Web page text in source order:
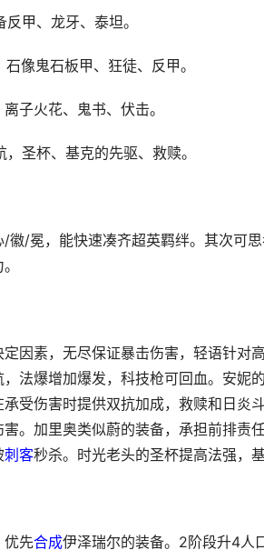
反甲、龙牙、泰坦。
像鬼石板甲、狂徒、反甲。
子火花、鬼书、伏击。
圣杯、基克的先驱、救赎。
徽/冕，能快速凑齐超英羁绊。其次可思
因素，无尽保证暴击伤害，轻语针对
法爆增加爆发，科技枪可回血。安妮
受伤害时提供双抗加成，救赎和日炎
害。加里奥类似蔚的装备，承担前排责
刺客秒杀。时光老头的圣杯提高法强，
优先合成伊泽瑞尔的装备。2阶段升4人